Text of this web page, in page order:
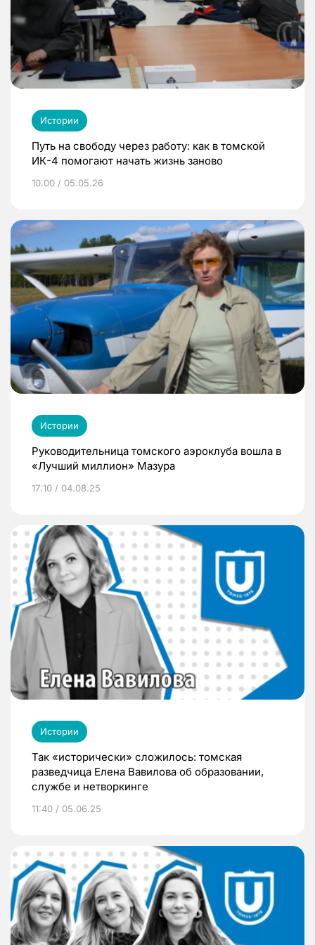
Истории
Путь на свободу через работу: как в томской
ИК-4 помогают начать жизнь заново
10:00 / 05.05.26
Истории
Руководительница томского аэроклуба вошла в
«Лучший миллион» Мазура
17:10 / 04.08.25
Истории
Так «исторически» сложилось: томская
разведчица Елена Вавилова об образовании,
службе и нетворкинге
11:40 / 05.06.25